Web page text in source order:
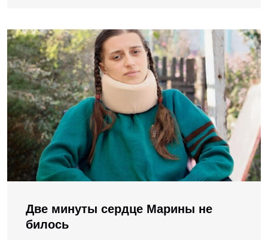
Две минуты сердце Марины не
билось